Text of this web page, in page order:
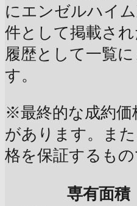
にエンゼルハイ
件として掲載され
履歴として一覧
す。
※最終的な成約価
があります。ま
格を保証するも
専有面積